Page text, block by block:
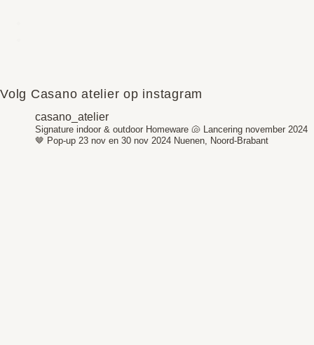
Volg Casano atelier op instagram
casano_atelier
Signature indoor & outdoor Homeware 🐚 Lancering november 2024
🤎 Pop-up 23 nov en 30 nov 2024 Nuenen, Noord-Brabant